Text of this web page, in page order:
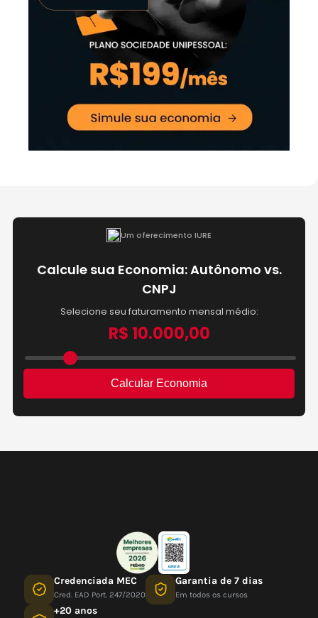
Credenciada MEC
Cred. EAD Port. 247/2020
Garantia de 7 dias
Em todos os cursos
+20 anos